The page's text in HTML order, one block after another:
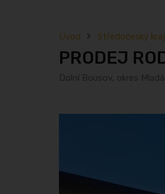
Úvod Středočeský kraj
PRODEJ